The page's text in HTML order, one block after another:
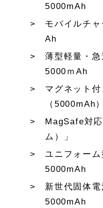
5000mAh
モバイルチ
Ah
薄型軽量・
5000ｍAh
マグネット
（5000mAh）
MagSafe対
ム）」
ユニフォー
5000mAh
新世代固体
5000mAh